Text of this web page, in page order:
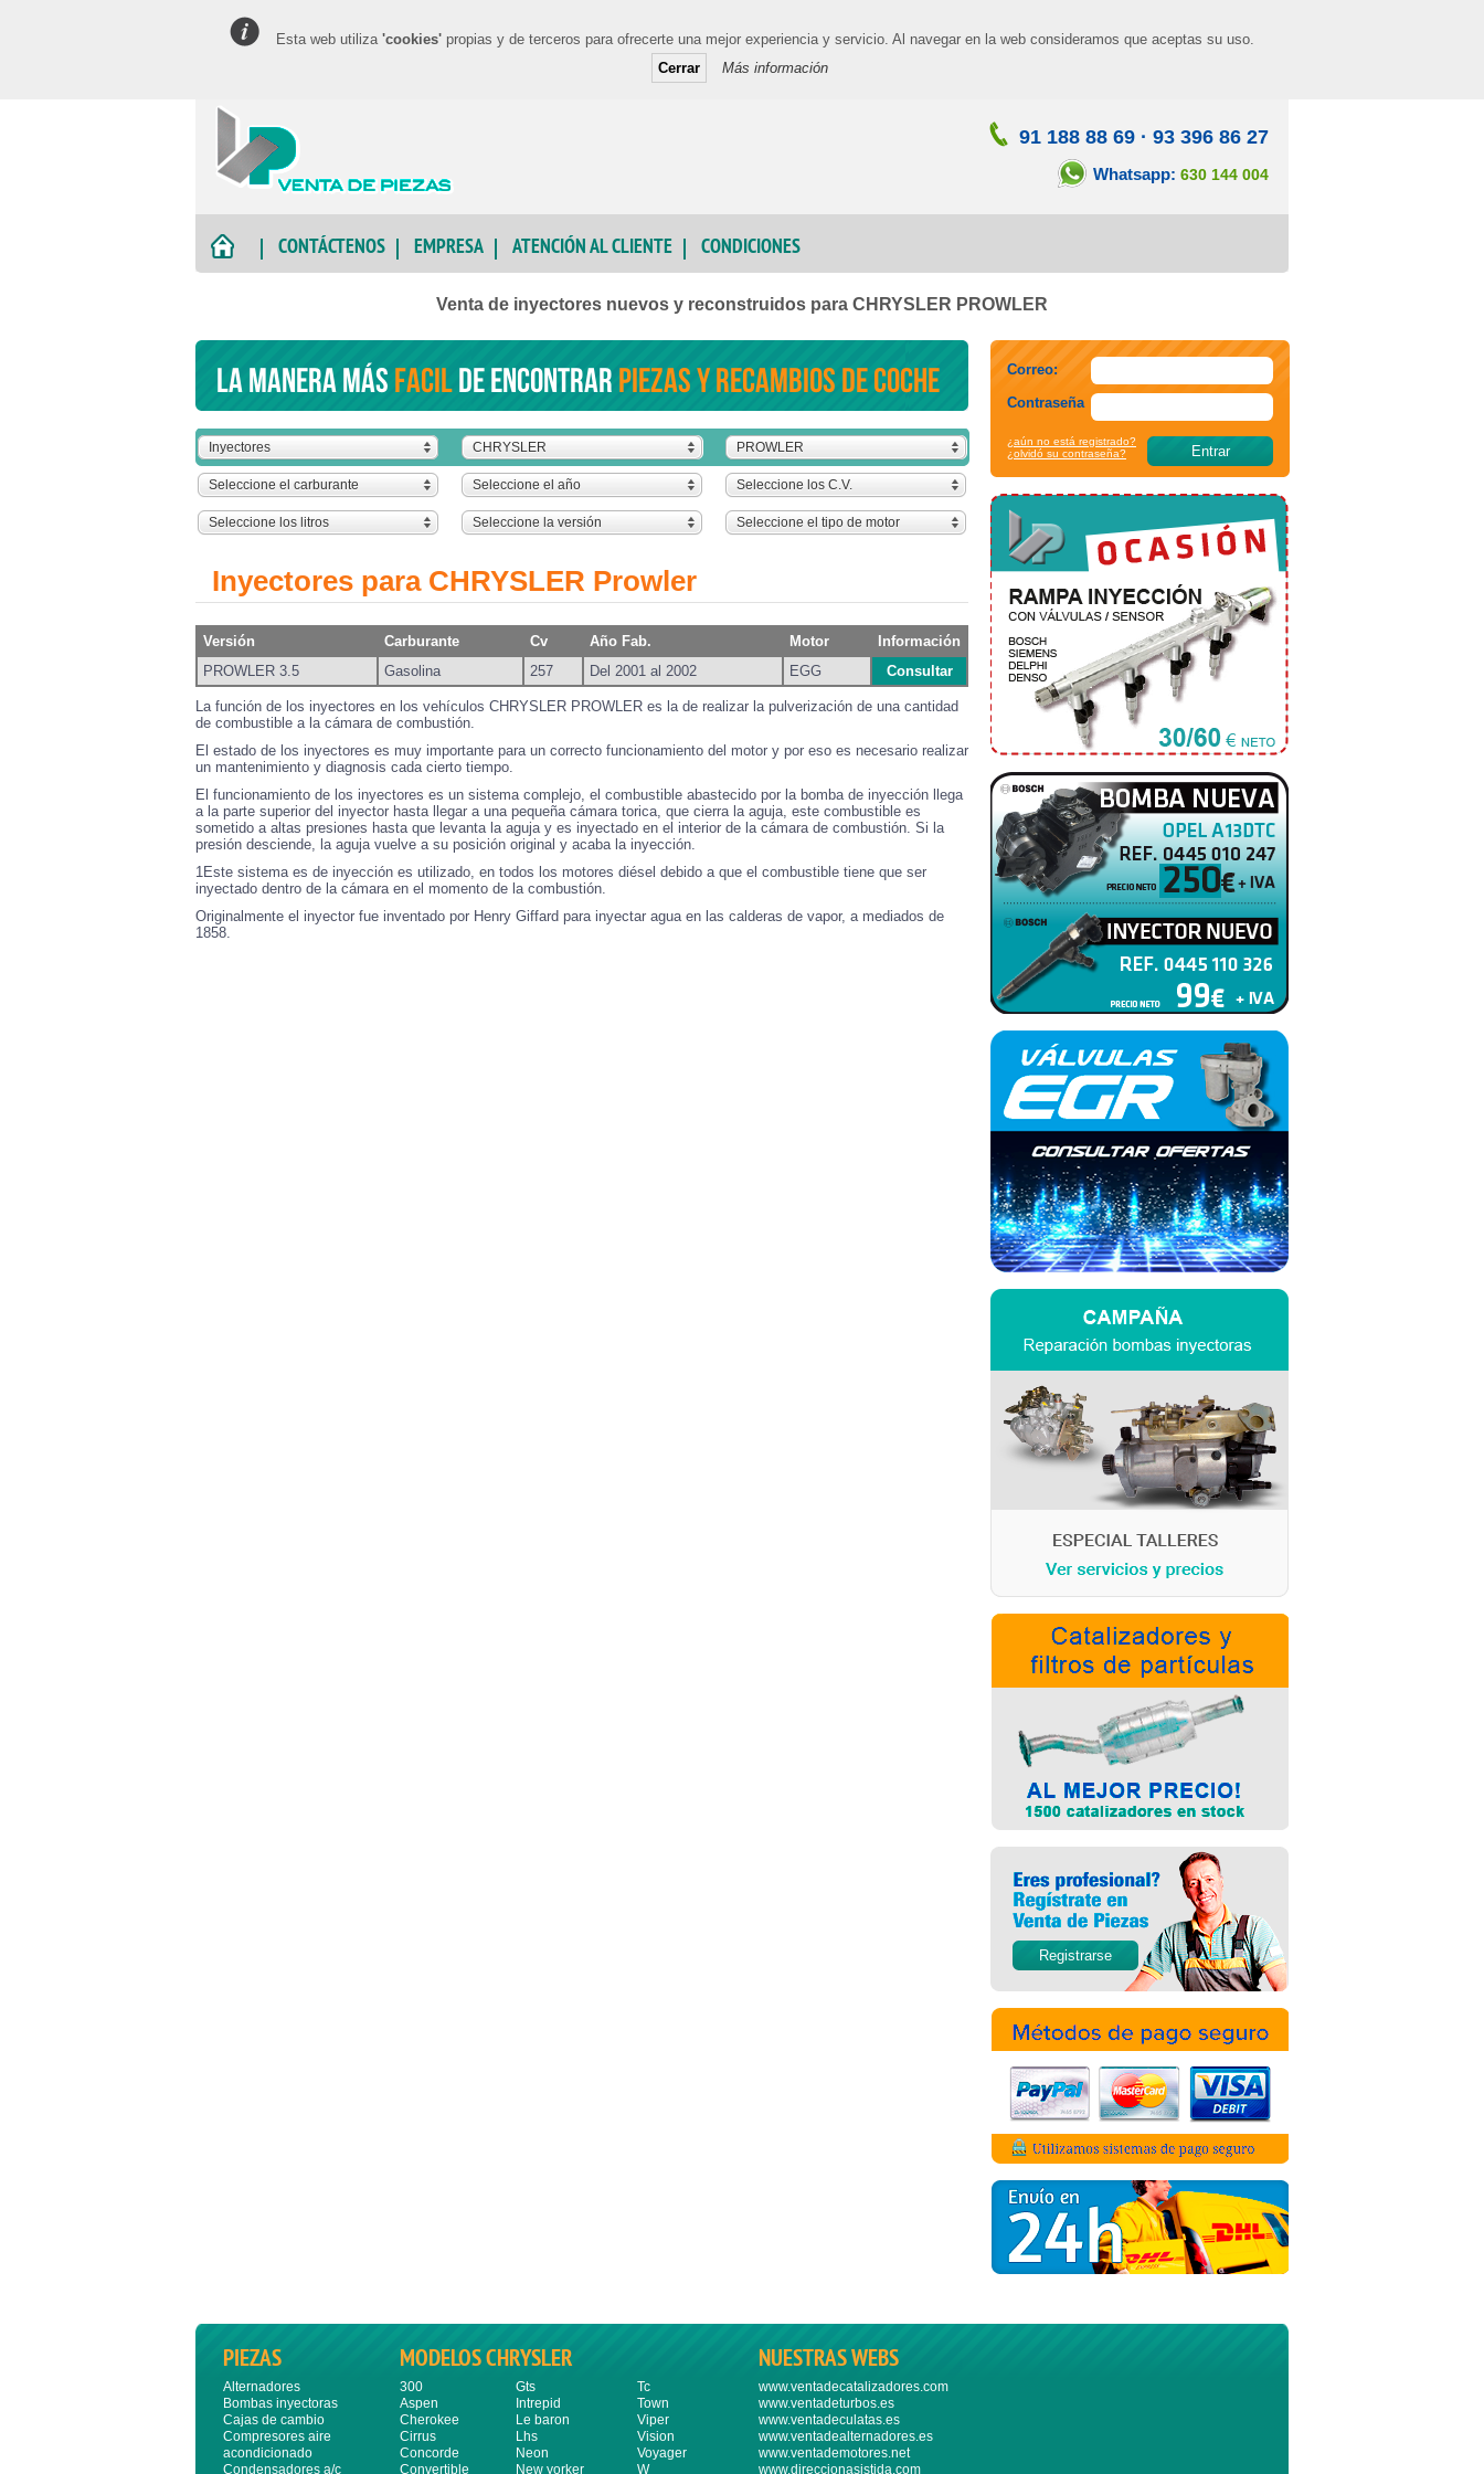
Esta web utiliza 'cookies' propias y de terceros para ofrecerte una mejor experiencia y servicio. Al navegar en la web consideramos que aceptas su uso.
Cerrar
Más información
91 188 88 69 · 93 396 86 27
Whatsapp: 630 144 004
CONTÁCTENOS EMPRESA ATENCIÓN AL CLIENTE CONDICIONES
Venta de inyectores nuevos y reconstruidos para CHRYSLER PROWLER
La manera másfacilde encontrarpiezas y recambios de coche
Inyectores CHRYSLER PROWLER
Seleccione el carburante Seleccione el año Seleccione los C.V.
Seleccione los litros Seleccione la versión Seleccione el tipo de motor
Inyectores para CHRYSLER Prowler
Versión Carburante Cv Año Fab. Motor
Información
PROWLER 3.5
Gasolina 257 Del 2001 al 2002 EGG Consultar
La función de los inyectores en los vehículos CHRYSLER PROWLER es la de realizar la pulverización de una cantidad
de combustible a la cámara de combustión.
El estado de los inyectores es muy importante para un correcto funcionamiento del motor y por eso es necesario realizar
un mantenimiento y diagnosis cada cierto tiempo.
El funcionamiento de los inyectores es un sistema complejo, el combustible abastecido por la bomba de inyección llega
a la parte superior del inyector hasta llegar a una pequeña cámara torica, que cierra la aguja, este combustible es
sometido a altas presiones hasta que levanta la aguja y es inyectado en el interior de la cámara de combustión. Si la
presión desciende, la aguja vuelve a su posición original y acaba la inyección.
1Este sistema es de inyección es utilizado, en todos los motores diésel debido a que el combustible tiene que ser
inyectado dentro de la cámara en el momento de la combustión.
Originalmente el inyector fue inventado por Henry Giffard para inyectar agua en las calderas de vapor, a mediados de
1858.
Correo:
Contraseña
¿aún no está registrado?
¿olvidó su contraseña?
Registrarse
PIEZAS
Alternadores
Bombas inyectoras
Cajas de cambio
Compresores aire
acondicionado
Condensadores a/c
MODELOS CHRYSLER
300
Aspen
Cherokee
Cirrus
Concorde
Convertible
Gts
Intrepid
Le baron
Lhs
Neon
New yorker
Tc
Town
Viper
Vision
Voyager
W
NUESTRAS WEBS
www.ventadecatalizadores.com
www.ventadeturbos.es
www.ventadeculatas.es
www.ventadealternadores.es
www.ventademotores.net
www.direccionasistida.com